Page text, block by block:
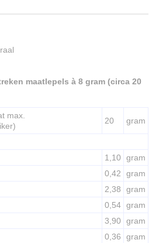
maatlepels à 8 gram (circa 20
max.
20 gram
1,10
gram
0,42
gram
2,38
gram
0,54 gram
3,90
gram
0,36
gram